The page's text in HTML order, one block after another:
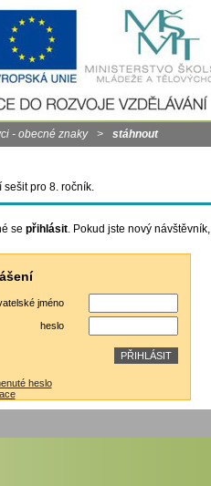
- obecné znaky > stáhnout
sešit pro 8. ročník.
se přihlásit. Pokud jste nový návštěvník,
jméno
heslo
heslo